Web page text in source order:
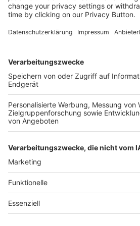
Kostenlose Rücksendung bis
Bestelleingang (innerhalb
Versandkosten.
Der Bestellprozess ist mit Hilfe
SERVICE HOTLINE
SHOP SERVICE